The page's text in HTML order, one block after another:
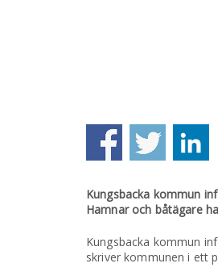
Kungsbacka kommun
Hamnar och båtägare
Kungsbacka kommun
skriver kommunen i ett